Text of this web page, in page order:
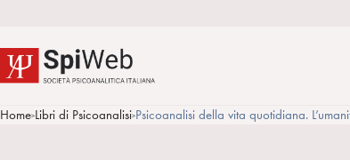
Home>Libri di Psicoanalisi>Psicoanalisi della vita quotidiana.